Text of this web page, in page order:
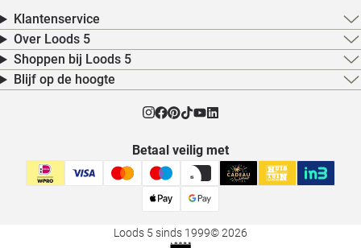
Klantenservice
Over Loods 5
Shoppen bij Loods 5
Blijf op de hoogte
Betaal veilig met
Loods 5 sinds 1999© 2026